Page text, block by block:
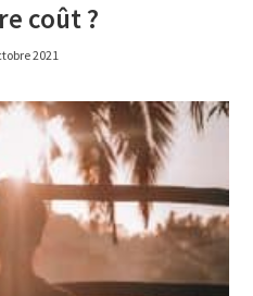
coût ?
2021